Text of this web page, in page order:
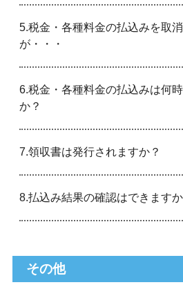
5.税金・各種料金の払込みを取
が・・・
6.税金・各種料金の払込みは何
か？
7.領収書は発行されますか？
8.払込み結果の確認はできますか
その他